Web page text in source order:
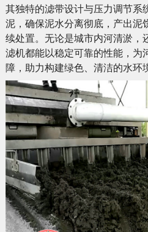
其独特的滤带设计与压力调节系
泥，确保泥水分离彻底，产出泥
续处置。无论是城市内河清淤，
滤机都能以稳定可靠的性能，为
障，助力构建绿色、清洁的水环